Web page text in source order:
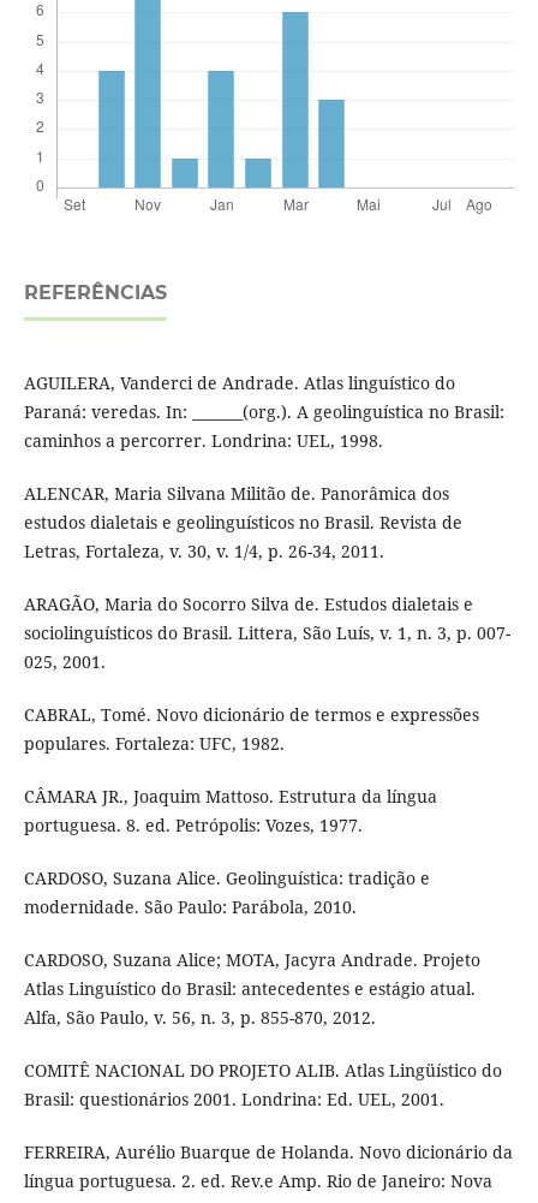
REFERÊNCIAS
AGUILERA, Vanderci de Andrade. Atlas linguístico do
Paraná: veredas. In: _______(org.). A geolinguística no Brasil:
caminhos a percorrer. Londrina: UEL, 1998.
ALENCAR, Maria Silvana Militão de. Panorâmica dos
estudos dialetais e geolinguísticos no Brasil. Revista de
Letras, Fortaleza, v. 30, v. 1/4, p. 26-34, 2011.
ARAGÃO, Maria do Socorro Silva de. Estudos dialetais e
sociolinguísticos do Brasil. Littera, São Luís, v. 1, n. 3, p. 007-
025, 2001.
CABRAL, Tomé. Novo dicionário de termos e expressões
populares. Fortaleza: UFC, 1982.
CÂMARA JR., Joaquim Mattoso. Estrutura da língua
portuguesa. 8. ed. Petrópolis: Vozes, 1977.
CARDOSO, Suzana Alice. Geolinguística: tradição e
modernidade. São Paulo: Parábola, 2010.
CARDOSO, Suzana Alice; MOTA, Jacyra Andrade. Projeto
Atlas Linguístico do Brasil: antecedentes e estágio atual.
Alfa, São Paulo, v. 56, n. 3, p. 855-870, 2012.
COMITÊ NACIONAL DO PROJETO ALIB. Atlas Lingüístico do
Brasil: questionários 2001. Londrina: Ed. UEL, 2001.
FERREIRA, Aurélio Buarque de Holanda. Novo dicionário da
língua portuguesa. 2. ed. Rev.e Amp. Rio de Janeiro: Nova